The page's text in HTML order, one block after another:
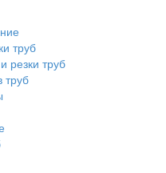
труб
резки труб
труб